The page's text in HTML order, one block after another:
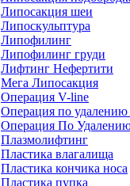
Липосакция шеи
Липоскульптура
Липофилинг
Липофилинг груди
Лифтинг Нефертити
Мега Липосакция
Операция V-line
Операция по удалению
Операция По
Плазмолифтинг
Пластика влагалища
Пластика кончика носа
Пластика пупка